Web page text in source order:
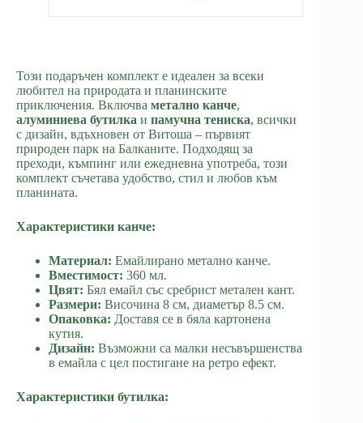
Този подаръчен комплект е идеален за всеки
любител на природата и планинските
приключения. Включва метално канче,
алуминиева бутилка и памучна тениска, всички
с дизайн, вдъхновен от Витоша – първият
природен парк на Балканите. Подходящ за
преходи, къмпинг или ежедневна употреба, този
комплект съчетава удобство, стил и любов към
планината.
Характеристики канче:
Материал: Емайлирано метално канче.
Вместимост: 360 мл.
Цвят: Бял емайл със сребрист метален кант.
Размери: Височина 8 см, диаметър 8.5 см.
Опаковка: Доставя се в бяла картонена
кутия.
Дизайн: Възможни са малки несъвършенства
в емайла с цел постигане на ретро ефект.
Характеристики бутилка: